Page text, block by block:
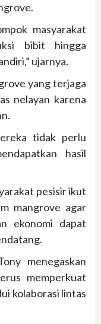
masyarakat
bibit hingga
ujarnya.
yang terjaga
nelayan karena
tidak perlu
hasil
pesisir ikut
mangrove agar
ekonomi dapat
menegaskan
memperkuat
kolaborasi lintas